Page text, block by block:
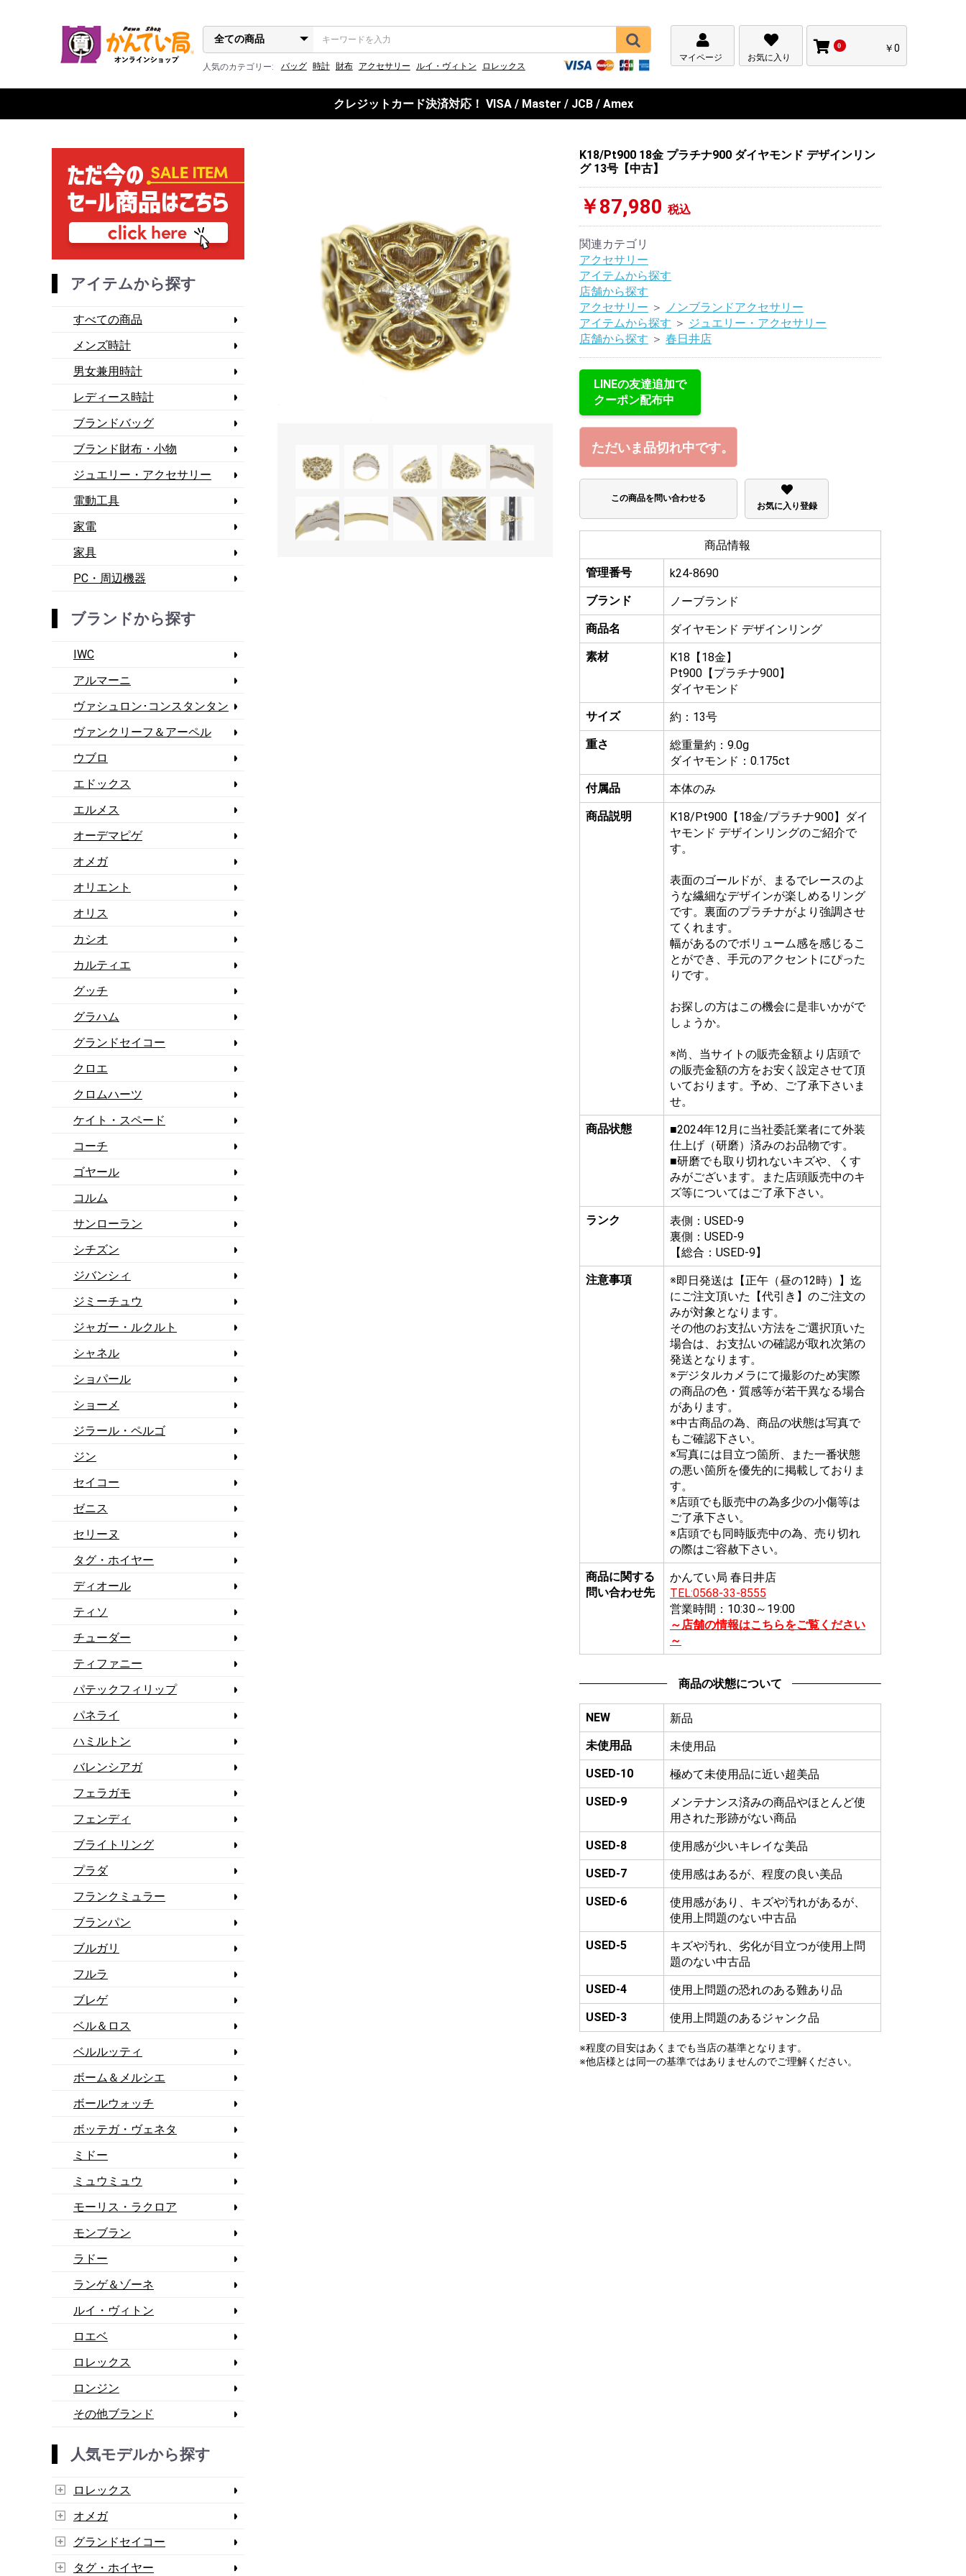
人気のカテゴリー: バッグ 時計 財布 アクセサリー ルイ・ヴィトン ロレックス
マイページ お気に入り
0 ￥0
クレジットカード決済対応！ VISA / Master / JCB / Amex
アイテムから探す
すべての商品
メンズ時計
男女兼用時計
レディース時計
ブランドバッグ
ブランド財布・小物
ジュエリー・アクセサリー
電動工具
家電
家具
PC・周辺機器
ブランドから探す
IWC
アルマーニ
ヴァシュロン･コンスタンタン
ヴァンクリーフ＆アーペル
ウブロ
エドックス
エルメス
オーデマピゲ
オメガ
オリエント
オリス
カシオ
カルティエ
グッチ
グラハム
グランドセイコー
クロエ
クロムハーツ
ケイト・スペード
コーチ
ゴヤール
コルム
サンローラン
シチズン
ジバンシィ
ジミーチュウ
ジャガー・ルクルト
シャネル
ショパール
ショーメ
ジラール・ペルゴ
ジン
セイコー
ゼニス
セリーヌ
タグ・ホイヤー
ディオール
ティソ
チューダー
ティファニー
パテックフィリップ
パネライ
ハミルトン
バレンシアガ
フェラガモ
フェンディ
ブライトリング
プラダ
フランクミュラー
ブランパン
ブルガリ
フルラ
ブレゲ
ベル＆ロス
ベルルッティ
ボーム＆メルシエ
ボールウォッチ
ボッテガ・ヴェネタ
ミドー
ミュウミュウ
モーリス・ラクロア
モンブラン
ラドー
ランゲ＆ゾーネ
ルイ・ヴィトン
ロエベ
ロレックス
ロンジン
その他ブランド
人気モデルから探す
ロレックス
オメガ
グランドセイコー
タグ・ホイヤー
K18/Pt900 18金 プラチナ900 ダイヤモンド デザインリン
グ 13号【中古】
￥87,980 税込
関連カテゴリ
アクセサリー
アイテムから探す
店舗から探す
アクセサリー ＞ ノンブランドアクセサリー
アイテムから探す ＞ ジュエリー・アクセサリー
店舗から探す ＞ 春日井店
LINEの友達追加で
クーポン配布中
ただいま品切れ中です。
この商品を問い合わせる
お気に入り登録
商品情報
管理番号
k24-8690
ブランド
ノーブランド
商品名
ダイヤモンド デザインリング
素材
K18【18金】
Pt900【プラチナ900】
ダイヤモンド
サイズ
約：13号
重さ
総重量約：9.0g
ダイヤモンド：0.175ct
付属品
本体のみ
商品説明
K18/Pt900【18金/プラチナ900】ダイ
ヤモンド デザインリングのご紹介で
す。
表面のゴールドが、まるでレースのよ
うな繊細なデザインが楽しめるリング
です。裏面のプラチナがより強調させ
てくれます。
幅があるのでボリューム感を感じるこ
とができ、手元のアクセントにぴった
りです。
お探しの方はこの機会に是非いかがで
しょうか。
※尚、当サイトの販売金額より店頭で
の販売金額の方をお安く設定させて頂
いております。予め、ご了承下さいま
せ。
商品状態
■2024年12月に当社委託業者にて外装
仕上げ（研磨）済みのお品物です。
■研磨でも取り切れないキズや、くす
みがございます。また店頭販売中のキ
ズ等についてはご了承下さい。
ランク
表側：USED-9
裏側：USED-9
【総合：USED-9】
注意事項
※即日発送は【正午（昼の12時）】迄
にご注文頂いた【代引き】のご注文の
みが対象となります。
その他のお支払い方法をご選択頂いた
場合は、お支払いの確認が取れ次第の
発送となります。
※デジタルカメラにて撮影のため実際
の商品の色・質感等が若干異なる場合
があります。
※中古商品の為、商品の状態は写真で
もご確認下さい。
※写真には目立つ箇所、また一番状態
の悪い箇所を優先的に掲載しておりま
す。
※店頭でも販売中の為多少の小傷等は
ご了承下さい。
※店頭でも同時販売中の為、売り切れ
の際はご容赦下さい。
商品に関する
問い合わせ先
かんてい局 春日井店
TEL:0568-33-8555
営業時間：10:30～19:00
～店舗の情報はこちらをご覧ください
～
商品の状態について
NEW
新品
未使用品
未使用品
USED-10
極めて未使用品に近い超美品
USED-9
メンテナンス済みの商品やほとんど使
用された形跡がない商品
USED-8
使用感が少いキレイな美品
USED-7
使用感はあるが、程度の良い美品
USED-6
使用感があり、キズや汚れがあるが、
使用上問題のない中古品
USED-5
キズや汚れ、劣化が目立つが使用上問
題のない中古品
USED-4
使用上問題の恐れのある難あり品
USED-3
使用上問題のあるジャンク品
※程度の目安はあくまでも当店の基準となります。
※他店様とは同一の基準ではありませんのでご理解ください。